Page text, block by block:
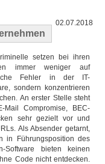
02.07.2018
setzen bei ihren
immer weniger auf
Fehler in der IT-
sondern konzentrieren
An erster Stelle steht
Mail Compromise, BEC-
sehr gezielt vor und
Als Absender getarnt,
in Führungsposition des
Software bieten keinen
Code nicht entdecken.